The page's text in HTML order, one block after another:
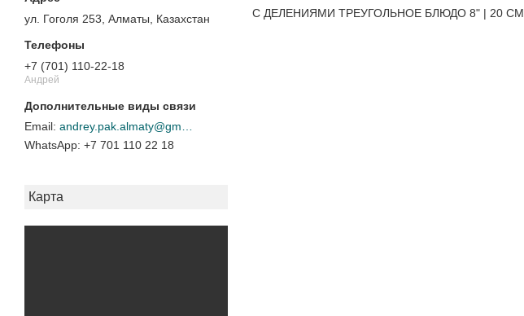
ул. Гоголя 253, Алматы, Казахстан
+7 (701) 110-22-18
Андрей
+7 701 110 22 18
Карта
С ДЕЛЕНИЯМИ ТРЕУГОЛЬНОЕ БЛЮДО 8" | 20 CM